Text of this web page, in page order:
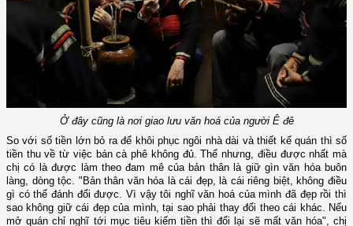
Ở đây cũng là nơi giao lưu văn hoá của người Ê đê
So với số tiền lớn bỏ ra để khôi phục ngôi nhà dài và thiết kế quán thì số
tiền thu về từ việc bán cà phê không đủ. Thế nhưng, điều được nhất mà
chị có là được làm theo đam mê của bản thân là giữ gìn văn hóa buôn
làng, dòng tộc. "Bản thân văn hóa là cái đẹp, là cái riêng biệt, không điều
gì có thể đánh đổi được. Vì vậy tôi nghĩ văn hoá của mình đã đẹp rồi thì
sao không giữ cái đẹp của mình, tại sao phải thay đổi theo cái khác. Nếu
mở quán chỉ nghĩ tới mục tiêu kiếm tiền thì đổi lại sẽ mất văn hóa", chị